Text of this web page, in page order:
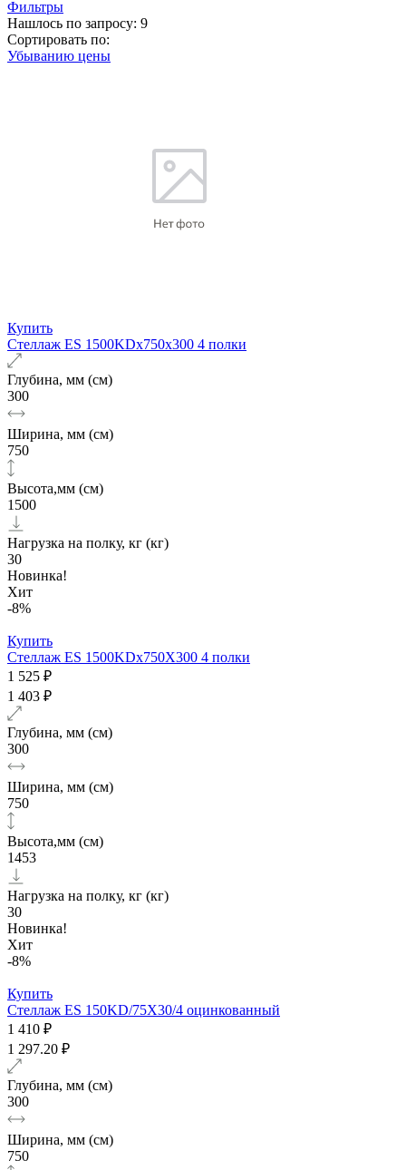
Фильтры
Нашлось по запросу: 9
Сортировать по:
Убыванию цены
Купить
Стеллаж ES 1500KDх750x300 4 полки
Глубина, мм (см)
300
Ширина, мм (см)
750
Высота,мм (см)
1500
Нагрузка на полку, кг (кг)
30
Новинка!
Хит
-8%
Купить
Стеллаж ES 1500KDх750Х300 4 полки
1 525 ₽
1 403 ₽
Глубина, мм (см)
300
Ширина, мм (см)
750
Высота,мм (см)
1453
Нагрузка на полку, кг (кг)
30
Новинка!
Хит
-8%
Купить
Стеллаж ES 150KD/75Х30/4 оцинкованный
1 410 ₽
1 297.20 ₽
Глубина, мм (см)
300
Ширина, мм (см)
750